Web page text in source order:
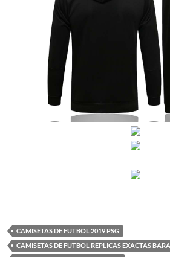
CAMISETAS DE FUTBOL 2019 PSG
CAMISETAS DE FUTBOL REPLICAS EXACTAS